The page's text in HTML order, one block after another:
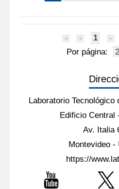
1
Por página:
Laboratorio Tecnológico
Edificio Central
Av. Italia
Montevideo -
https://